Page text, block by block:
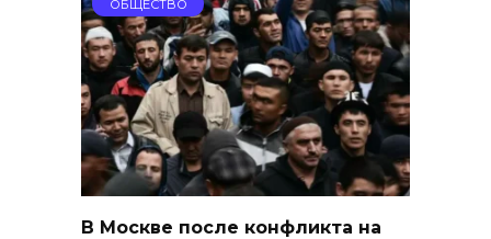
ОБЩЕСТВО
В Москве после конфликта на